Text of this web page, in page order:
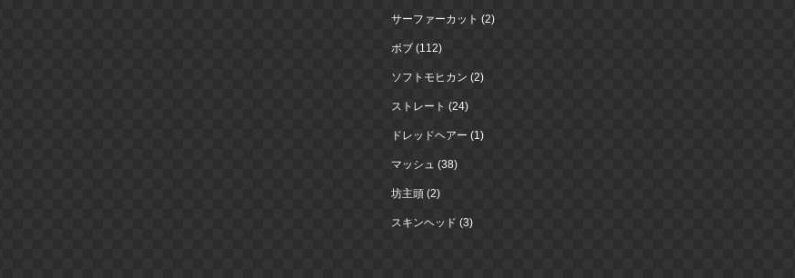
サーファーカット (2)
ボブ (112)
ソフトモヒカン (2)
ストレート (24)
ドレッドヘアー (1)
マッシュ (38)
坊主頭 (2)
スキンヘッド (3)